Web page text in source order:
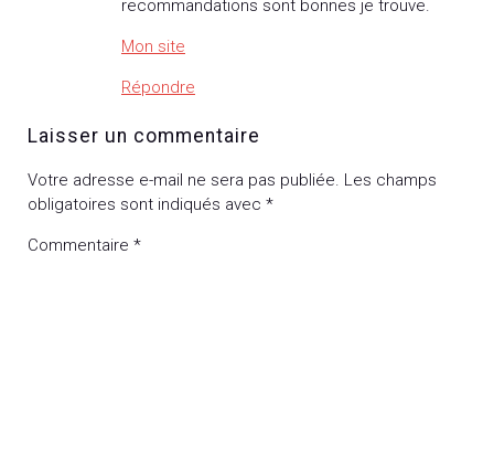
recommandations sont bonnes je trouve.
Mon site
Répondre
Laisser un commentaire
Votre adresse e-mail ne sera pas publiée. Les champs
obligatoires sont indiqués avec *
Commentaire *